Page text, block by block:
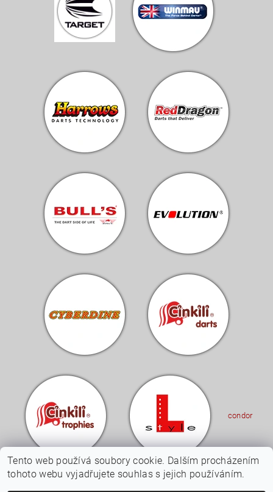
condor
Tento web používá soubory cookie. Dalším procházením
tohoto webu vyjadřujete souhlas s jejich používáním.